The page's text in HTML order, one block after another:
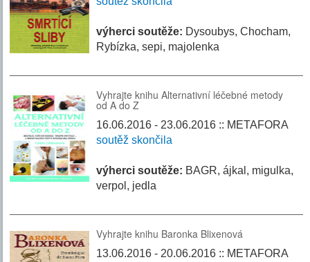
výherci soutěže: Dysoubys, Chocham,
Rybízka, sepi, majolenka
Vyhrajte knihu Alternativní léčebné metody
od A do Z
16.06.2016 - 23.06.2016 :: METAFORA
soutěž skončila
výherci soutěže: BAGR, ájkal, migulka,
verpol, jedla
Vyhrajte knihu Baronka Blixenová
13.06.2016 - 20.06.2016 :: METAFORA